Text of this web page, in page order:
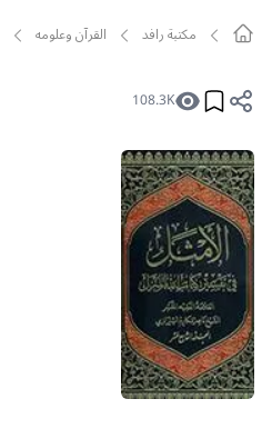
مکتبة رافد القرآن وعلومه
108.3K